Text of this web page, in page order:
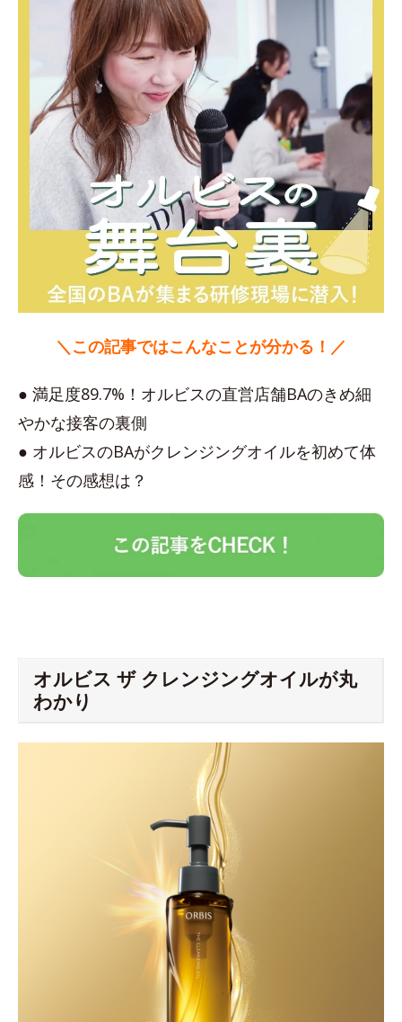
＼この記事ではこんなことが分かる！／
● 満足度89.7%！オルビスの直営店舗BAのきめ細
やかな接客の裏側
● オルビスのBAがクレンジングオイルを初めて体
感！その感想は？
オルビス ザ クレンジングオイルが丸
わかり